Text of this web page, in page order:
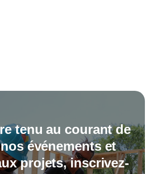
tenu au courant de
événements et
projets, inscrivez-